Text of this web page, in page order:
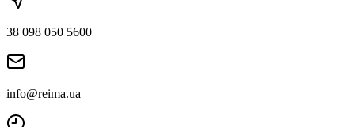
38 098 050 5600
info@reima.ua